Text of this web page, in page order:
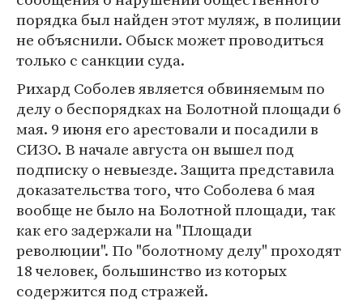
порядка был найден этот муляж, в полиции
не объяснили. Обыск может проводиться
только с санкции суда.
Рихард Соболев является обвиняемым по
делу о беспорядках на Болотной площади 6
мая. 9 июня его арестовали и посадили в
СИЗО. В начале августа он вышел под
подписку о невыезде. Защита представила
доказательства того, что Соболева 6 мая
вообще не было на Болотной площади, так
как его задержали на "Площади
революции". По "болотному делу" проходят
18 человек, большинство из которых
содержится под стражей.